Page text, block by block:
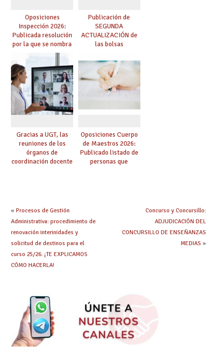
Oposiciones
Inspección 2026:
Publicada resolución
por la que se nombra
funcionarios/as en
prácticas, se regulan
dichas prácticas y se
convoca acto público
de adjudicación
Publicación de
SEGUNDA
ACTUALIZACIÓN de
las bolsas
Cuerpo de Maestros
de especialidades
convocadas a
oposición
Gracias a UGT, las
reuniones de los
órganos de
coordinación docente
centro
Oposiciones Cuerpo
de Maestros 2026:
Publicado listado de
personas que
« Procesos de Gestión
Administrativa: procedimiento de
renovación interinidades y
solicitud de destinos para el
curso 25/26. ¡TE EXPLICAMOS
CÓMO HACERLA!
Concurso y Concursillo:
ADJUDICACIÓN DEL
CONCURSILLO DE ENSEÑANZAS
MEDIAS »